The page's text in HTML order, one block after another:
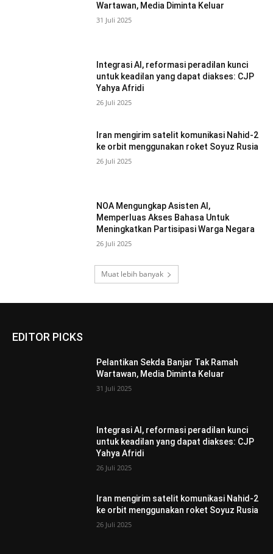
Wartawan, Media Diminta Keluar
31 Juli 2025
Integrasi AI, reformasi peradilan kunci
untuk keadilan yang dapat diakses: CJP
Yahya Afridi
26 Juli 2025
Iran mengirim satelit komunikasi Nahid-2
ke orbit menggunakan roket Soyuz Rusia
26 Juli 2025
NOA Mengungkap Asisten AI,
Memperluas Akses Bahasa Untuk
Meningkatkan Partisipasi Warga Negara
26 Juli 2025
Muat lebih banyak
EDITOR PICKS
Pelantikan Sekda Banjar Tak Ramah
Wartawan, Media Diminta Keluar
31 Juli 2025
Integrasi AI, reformasi peradilan kunci
untuk keadilan yang dapat diakses: CJP
Yahya Afridi
26 Juli 2025
Iran mengirim satelit komunikasi Nahid-2
ke orbit menggunakan roket Soyuz Rusia
26 Juli 2025